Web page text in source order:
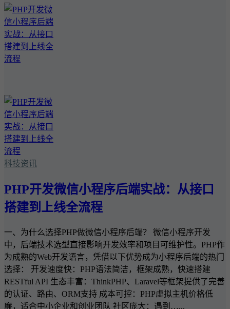
科技资讯
PHP开发微信小程序后端实战：从接口
搭建到上线全流程
一、为什么选择PHP做微信小程序后端？ 微信小程序开发
中，后端技术选型直接影响开发效率和项目可维护性。PHP作
为成熟的Web开发语言，凭借以下优势成为小程序后端的热门
选择： 开发速度快：PHP语法简洁，框架成熟，快速搭建
RESTful API 生态丰富：ThinkPHP、Laravel等框架提供了完善
的认证、路由、ORM支持 成本可控：PHP虚拟主机价格低
廉，适合中小企业和创业团队 社区庞大：遇到…...